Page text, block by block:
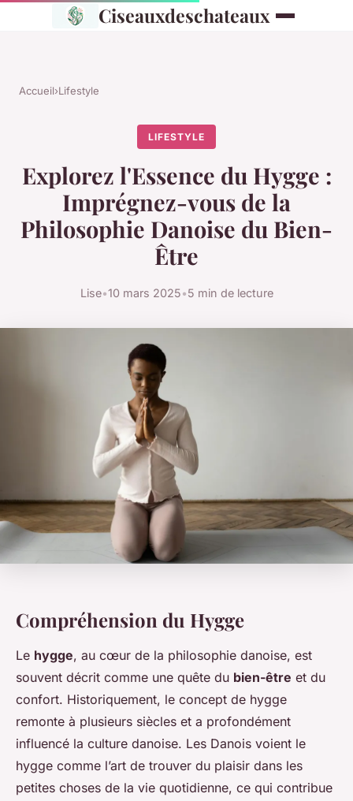
Ciseauxdeschateaux
Accueil›Lifestyle
LIFESTYLE
Explorez l'Essence du Hygge :
Imprégnez-vous de la
Philosophie Danoise du Bien-
Être
Lise•10 mars 2025•5 min de lecture
Compréhension du Hygge
Le hygge, au cœur de la philosophie danoise, est
souvent décrit comme une quête du bien-être et du
confort. Historiquement, le concept de hygge
remonte à plusieurs siècles et a profondément
influencé la culture danoise. Les Danois voient le
hygge comme l’art de trouver du plaisir dans les
petites choses de la vie quotidienne, ce qui contribue